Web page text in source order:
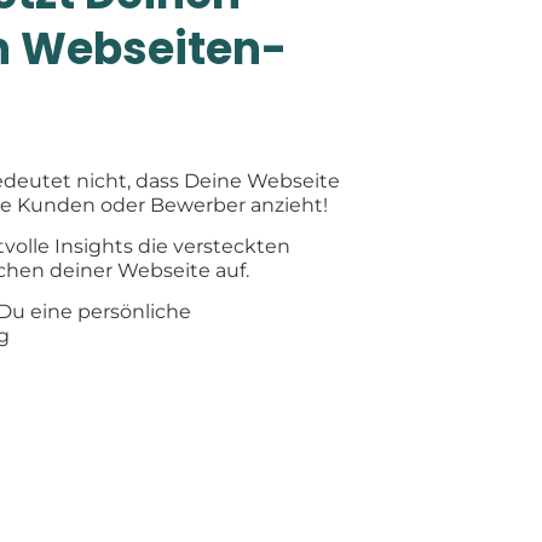
Webseiten-
nicht, dass Deine Webseite
Kunden oder Bewerber anzieht!
Insights die versteckten
deiner Webseite auf.
eine persönliche